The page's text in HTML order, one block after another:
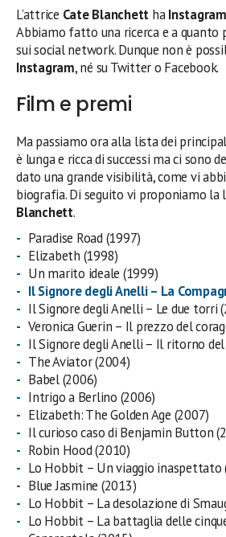
L’attrice Cate Blanchett haInstagram
Abbiamo fatto una ricerca e a quanto
sui social network. Dunque non è
Instagram, né su Twitter o Facebook.
Film e premi
Ma passiamo ora alla lista dei
è lunga e ricca di successi ma ci sono
dato una grande visibilità, come vi
biografia. Di seguito vi proponiamo la
Blanchett.
Paradise Road (1997)
Elizabeth (1998)
Un marito ideale (1999)
Il Signore degli Anelli – La
Il Signore degli Anelli – Le due torri
Veronica Guerin – Il prezzo del
Il Signore degli Anelli – Il ritorno
The Aviator (2004)
Babel (2006)
Intrigo a Berlino (2006)
Elizabeth: The Golden Age (2007)
Il curioso caso di Benjamin Button
Robin Hood (2010)
Lo Hobbit – Un viaggio inaspettato
Blue Jasmine (2013)
Lo Hobbit – La desolazione di
Lo Hobbit – La battaglia delle